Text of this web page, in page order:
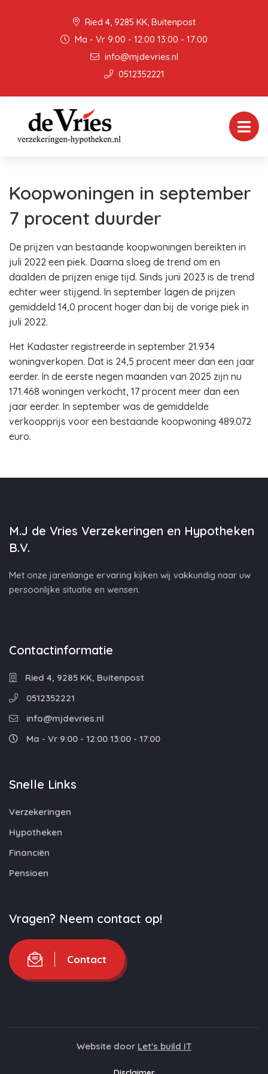
Ried 4, 9285 KK, Buitenpost
Ma - Vr 9:00 - 12:00 13:00 - 17:00
info@mjdevries.nl
0512352221
Koopwoningen in september
7 procent duurder
De prijzen van bestaande koopwoningen bereikten in
juli 2022 een piek. Daarna sloeg de trend om en
daalden de prijzen enige tijd. Sinds juni 2023 is de trend
echter weer stijgend. In september lagen de prijzen
gemiddeld 14,0 procent hoger dan bij de vorige piek in
juli 2022.
Het Kadaster registreerde in september 21.934
woningverkopen. Dat is 24,5 procent meer dan een jaar
eerder. In de eerste negen maanden van 2025 zijn nu
171.468 woningen verkocht, 17 procent meer dan een
jaar eerder. In september was de gemiddelde
verkoopprijs voor een bestaande koopwoning 489.072
euro.
M.J de Vries Verzekeringen en Hypotheken
B.V.
Met onze jarenlange ervaring kijken wij vakkundig naar uw
persoonlijke situatie en wensen.
Contactinformatie
Ried 4, 9285 KK, Buitenpost
0512352221
info@mjdevries.nl
Ma - Vr 9:00 - 12:00 13:00 - 17:00
Snelle Links
Verzekeringen
Hypotheken
Financiën
Pensioen
Vragen? Neem contact op!
Contact
Website door Let's build IT